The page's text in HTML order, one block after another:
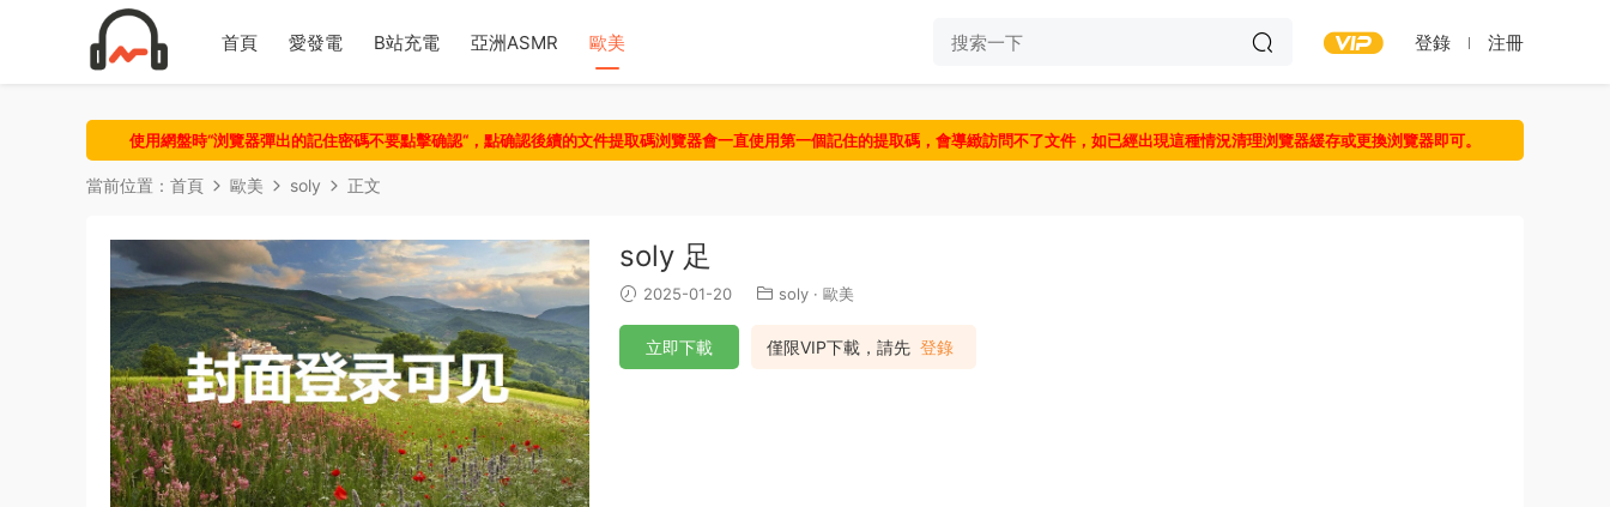
首頁 愛發電 B站充電 亞洲ASMR 歐美 登錄 注冊
使用網盤時“浏覽器彈出的記住密碼不要點擊确認“，點确認後續的文件提取碼浏覽器會一直使用第一個記住的提取碼，會導緻訪問不了文件，如已經出現這種情況清理浏覽器緩存或更換浏覽器即可。
當前位置： 首頁 歐美 soly 正文
soly 足
2025-01-20 soly · 歐美
僅限VIP下載，請先 登錄
立即下載